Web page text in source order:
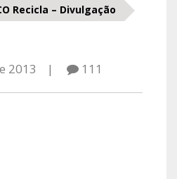
Recicla – Divulgação
2013
111